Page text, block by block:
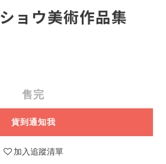
ョウ美術作品集
售完
貨到通知我
加入追蹤清單